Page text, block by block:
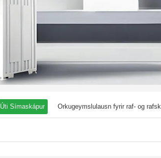
Úti Símaskápur Orkugeymslulausn fyrir raf- og